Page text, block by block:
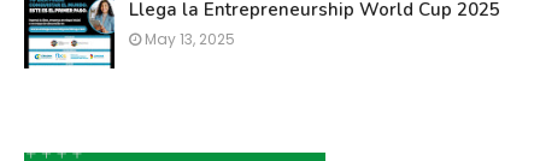
Llega la Entrepreneurship World Cup 2025
May 13, 2025